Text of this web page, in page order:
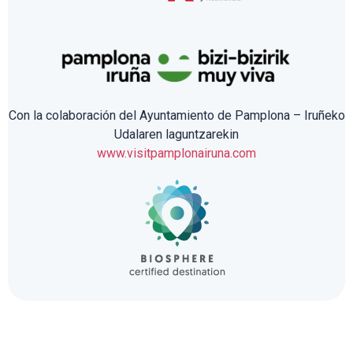
Con la colaboración del Ayuntamiento de Pamplona – Iruñeko
Udalaren laguntzarekin
www.visitpamplonairuna.com